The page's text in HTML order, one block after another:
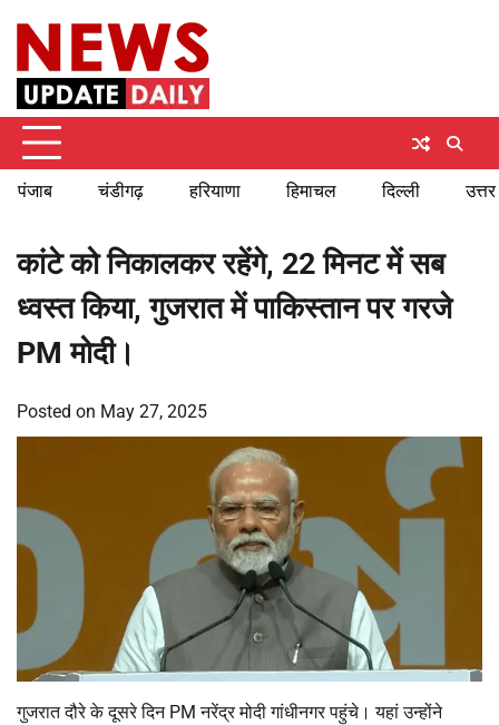
content
पंजाब चंडीगढ़ हरियाणा हिमाचल दिल्ली
कांटे को निकालकर रहेंगे, 22 मिनट में सब
ध्वस्त किया, गुजरात में पाकिस्तान पर गरजे
PM मोदी।
Posted on May 27, 2025
गुजरात दौरे के दूसरे दिन PM नरेंद्र मोदी गांधीनगर पहुंचे। यहां उन्होंने